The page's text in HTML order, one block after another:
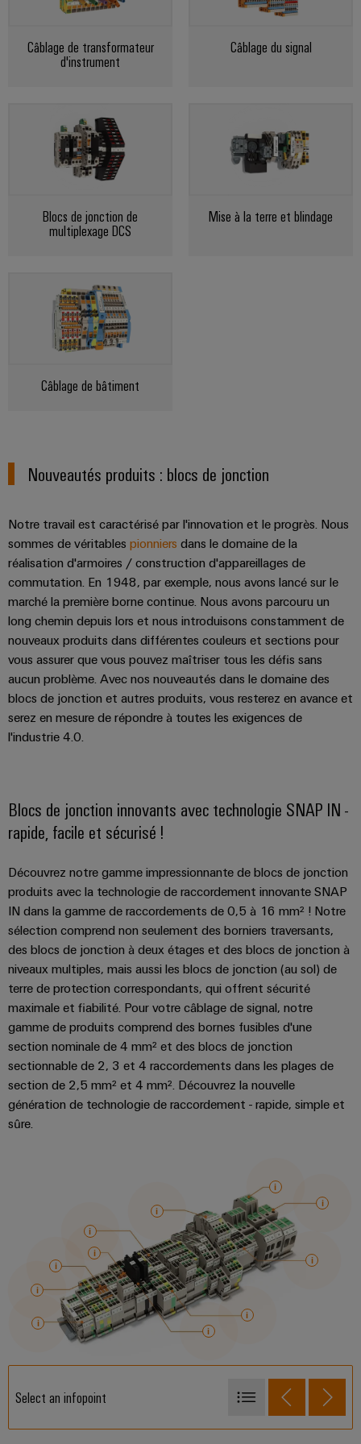
modifiés
et
Assemblage
de
câbles
spécifiques
Weidmüller
Configurator
Ingénierie
numérique
supérieur -
intuitive,
simple,
Câblage de transformateur
d'instrument
Câblage du signal
Blocs de jonction de
multiplexage DCS
Mise à la terre et blindage
Câblage de bâtiment
Nouveautés produits : blocs de jonction
Notre travail est caractérisé par l'innovation et le progrès. Nous
sommes de véritables pionniers dans le domaine de la
réalisation d'armoires / construction d'appareillages de
commutation. En 1948, par exemple, nous avons lancé sur le
marché la première borne continue. Nous avons parcouru un
long chemin depuis lors et nous introduisons constamment de
nouveaux produits dans différentes couleurs et sections pour
vous assurer que vous pouvez maîtriser tous les défis sans
aucun problème. Avec nos nouveautés dans le domaine des
blocs de jonction et autres produits, vous resterez en avance et
serez en mesure de répondre à toutes les exigences de
l'industrie 4.0.
Blocs de jonction innovants avec technologie SNAP IN -
rapide, facile et sécurisé !
Découvrez notre gamme impressionnante de blocs de jonction
produits avec la technologie de raccordement innovante SNAP
IN dans la gamme de raccordements de 0,5 à 16 mm² ! Notre
sélection comprend non seulement des borniers traversants,
des blocs de jonction à deux étages et des blocs de jonction à
niveaux multiples, mais aussi les blocs de jonction (au sol) de
terre de protection correspondants, qui offrent sécurité
maximale et fiabilité. Pour votre câblage de signal, notre
gamme de produits comprend des bornes fusibles d'une
section nominale de 4 mm² et des blocs de jonction
sectionnable de 2, 3 et 4 raccordements dans les plages de
section de 2,5 mm² et 4 mm². Découvrez la nouvelle
génération de technologie de raccordement - rapide, simple et
sûre.
Select an infopoint
1.5 mm² - Bornes traversantes